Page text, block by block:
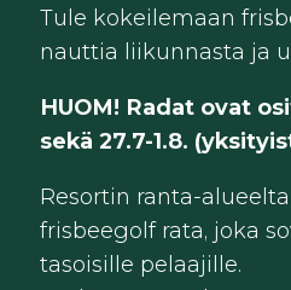
Tule kokeilemaan
nauttia liikunnasta ja
HUOM! Radat ovat
sekä 27.7-1.8.
Resortin ranta-
frisbeegolf rata, joka
tasoisille pelaajille.